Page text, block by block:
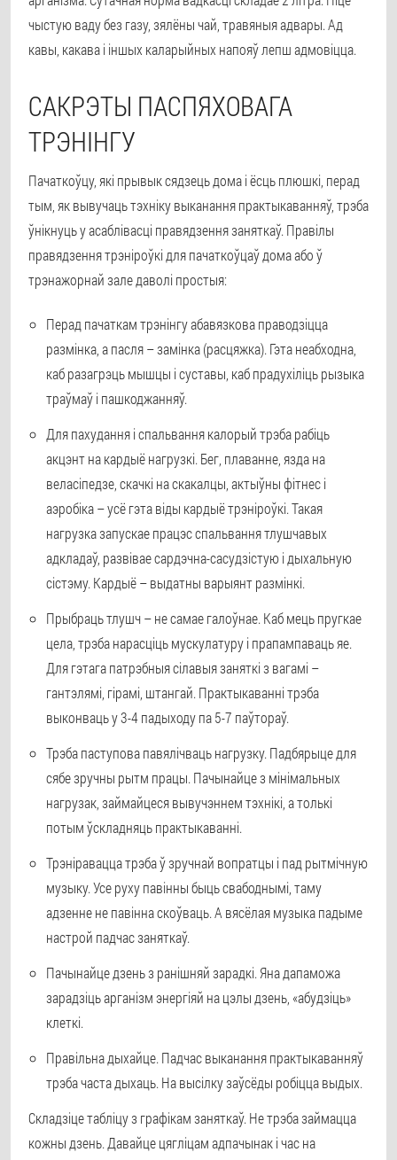
чыстую ваду без газу, зялёны чай, травяныя адвары. Ад
кавы, какава і іншых каларыйных напояў лепш адмовіцца.
САКРЭТЫ ПАСПЯХОВАГА
ТРЭНІНГУ
Пачаткоўцу, які прывык сядзець дома і ёсць плюшкі, перад
тым, як вывучаць тэхніку выканання практыкаванняў, трэба
ўнікнуць у асаблівасці правядзення заняткаў. Правілы
правядзення трэніроўкі для пачаткоўцаў дома або ў
трэнажорнай зале даволі простыя:
Перад пачаткам трэнінгу абавязкова праводзіцца
размінка, а пасля – замінка (расцяжка). Гэта неабходна,
каб разагрэць мышцы і суставы, каб прадухіліць рызыка
траўмаў і пашкоджанняў.
Для пахудання і спальвання калорый трэба рабіць
акцэнт на кардыё нагрузкі. Бег, плаванне, язда на
веласіпедзе, скачкі на скакалцы, актыўны фітнес і
аэробіка – усё гэта віды кардыё трэніроўкі. Такая
нагрузка запускае працэс спальвання тлушчавых
адкладаў, развівае сардэчна-сасудзістую і дыхальную
сістэму. Кардыё – выдатны варыянт размінкі.
Прыбраць тлушч – не самае галоўнае. Каб мець пругкае
цела, трэба нарасціць мускулатуру і прапампаваць яе.
Для гэтага патрэбныя сілавыя заняткі з вагамі –
гантэлямі, гірамі, штангай. Практыкаванні трэба
выконваць у 3-4 падыходу па 5-7 паўтораў.
Трэба паступова павялічваць нагрузку. Падбярыце для
сябе зручны рытм працы. Пачынайце з мінімальных
нагрузак, займайцеся вывучэннем тэхнікі, а толькі
потым ўскладняць практыкаванні.
Трэніравацца трэба ў зручнай вопратцы і пад рытмічную
музыку. Усе руху павінны быць свабоднымі, таму
адзенне не павінна скоўваць. А вясёлая музыка падыме
настрой падчас заняткаў.
Пачынайце дзень з ранішняй зарадкі. Яна дапаможа
зарадзіць арганізм энергіяй на цэлы дзень, «абудзіць»
клеткі.
Правільна дыхайце. Падчас выканання практыкаванняў
трэба часта дыхаць. На высілку заўсёды робіцца выдых.
Складзіце табліцу з графікам заняткаў. Не трэба займацца
кожны дзень. Давайце цягліцам адпачынак і час на